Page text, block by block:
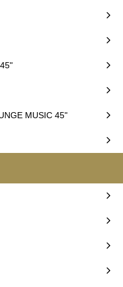
MUSIC 45"